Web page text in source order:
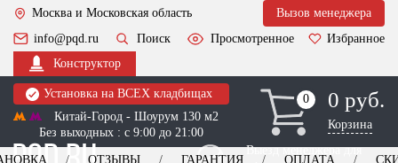
Москва и Московская область
Вызов менеджера
info@pqd.ru
Поиск Просмотренное
Избранное
Конструктор
Установка на ВСЕХ кладбищах
Китай-Город - Шоурум 130 м2
Без выходных : с 9:00 до 21:00
0
0 0 руб.
Корзина
Выезд менеджера для
ОТЗЫВЫ ГАРАНТИЯ ОПЛАТА